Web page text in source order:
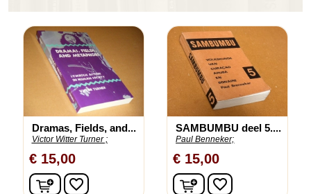
Dramas, Fields, and...
Victor Witter Turner ;
€ 15,00
In winkelwagen
favorite_border
SAMBUMBU deel 5....
Paul Benneker;
€ 15,00
In winkelwagen
favorite_border